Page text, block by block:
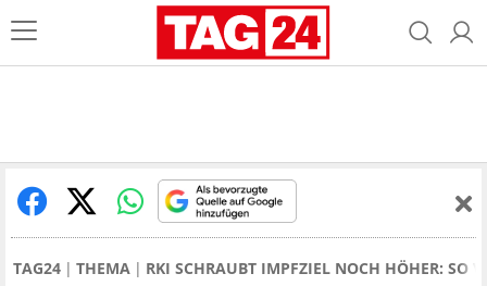
TAG24 THEMA RKI SCHRAUBT IMPFZIEL NOCH HÖHER: SO